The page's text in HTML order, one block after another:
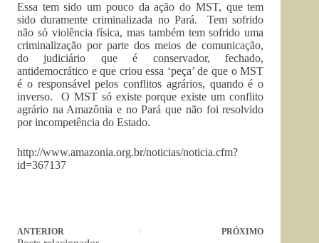
Essa tem sido um pouco da ação do MST, que tem
sido duramente criminalizada no Pará. Tem sofrido
não só violência física, mas também tem sofrido uma
criminalização por parte dos meios de comunicação,
do judiciário que é conservador, fechado,
antidemocrático e que criou essa ‘peça’ de que o MST
é o responsável pelos conflitos agrários, quando é o
inverso. O MST só existe porque existe um conflito
agrário na Amazônia e no Pará que não foi resolvido
por incompetência do Estado.
http://www.amazonia.org.br/noticias/noticia.cfm?
id=367137
ANTERIOR PRÓXIMO